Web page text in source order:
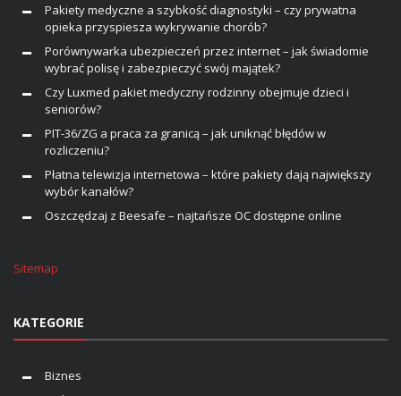
Pakiety medyczne a szybkość diagnostyki – czy prywatna
opieka przyspiesza wykrywanie chorób?
Porównywarka ubezpieczeń przez internet – jak świadomie
wybrać polisę i zabezpieczyć swój majątek?
Czy Luxmed pakiet medyczny rodzinny obejmuje dzieci i
seniorów?
PIT-36/ZG a praca za granicą – jak uniknąć błędów w
rozliczeniu?
Płatna telewizja internetowa – które pakiety dają największy
wybór kanałów?
Oszczędzaj z Beesafe – najtańsze OC dostępne online
Sitemap
KATEGORIE
Biznes